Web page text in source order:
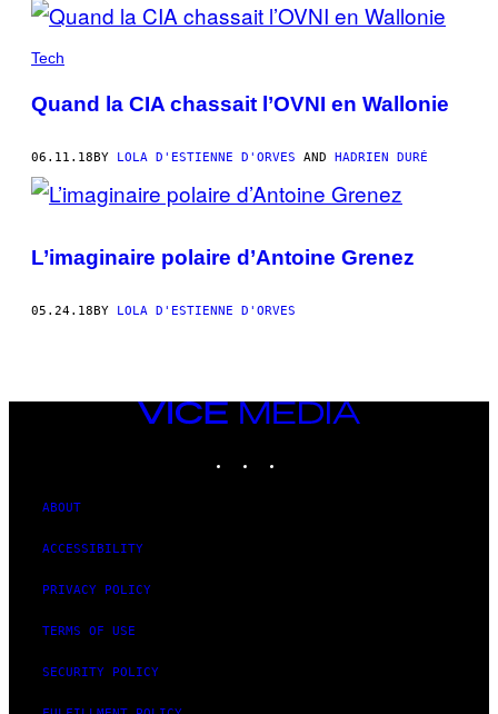
Tech
Quand la CIA chassait l’OVNI en Wallonie
06.11.18BY LOLA D'ESTIENNE D'ORVES AND HADRIEN DURÉ
L’imaginaire polaire d’Antoine Grenez
05.24.18BY LOLA D'ESTIENNE D'ORVES
VICE
MEDIA
ABOUT
ACCESSIBILITY
PRIVACY POLICY
TERMS OF USE
SECURITY POLICY